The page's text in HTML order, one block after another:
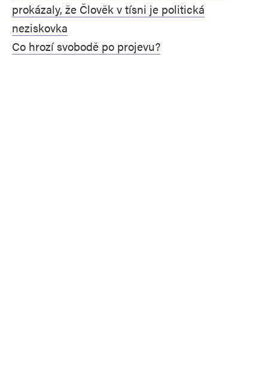
prokázaly, že Člověk v tísni je politická
neziskovka
Co hrozí svobodě po projevu?